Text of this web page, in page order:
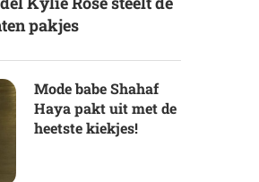
pakjes
Mode babe Shahaf
Haya pakt uit met de
heetste kiekjes!